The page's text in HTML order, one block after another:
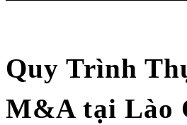
Quy Trình
M&A tại Lào